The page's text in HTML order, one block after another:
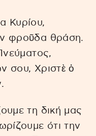
Κυρίου,
φροῦδα θράση.
σου, Χριστὲ ὁ
τη δική μας
ότι την